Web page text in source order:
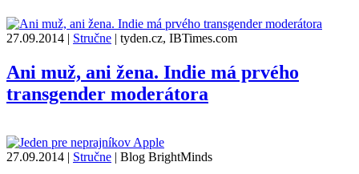
27.09.2014 | Stručne | tyden.cz, IBTimes.com
Ani muž, ani žena. Indie má prvého
transgender moderátora
27.09.2014 | Stručne | Blog BrightMinds